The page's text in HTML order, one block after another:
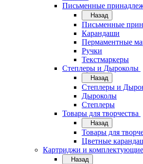
Письменные
Назад
Письменные
Карандаши
Пермаментные
Ручки
Текстмаркеры
Степлеры и Дыроколы
Назад
Степлеры и
Дыроколы
Степлеры
Товары для творчества
Назад
Товары для
Цветные
Картриджи и комплектующие
Назад